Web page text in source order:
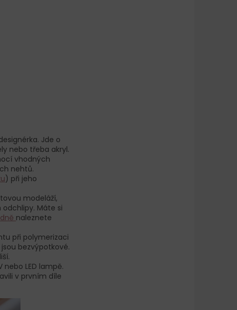
Jde o
nebo třeba akryl.
vhodných
nehtů.
) při jeho
modeláží,
Máte si
naleznete
při polymerizaci
bezvýpotkové.
LED lampě.
v prvním díle